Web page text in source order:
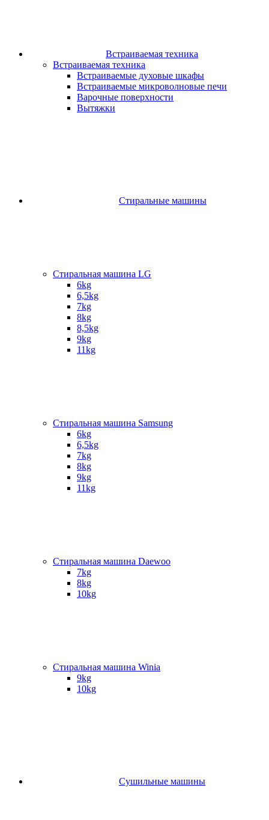
Встраиваемая техника
Встраиваемая техника
Встраиваемые духовые шкафы​
Встраиваемые микроволновые печи​
Варочные поверхности​
Вытяжки
Стиральные машины
Стиральная машина LG
6kg
6,5kg
7kg
8kg
8,5kg
9kg
11kg
Стиральная машина Samsung
6kg
6,5kg
7kg
8kg
9kg
11kg
Стиральная машина Daewoo
7kg
8kg
10kg
Стиральная машина Winia
9kg
10kg
Сушильные машины